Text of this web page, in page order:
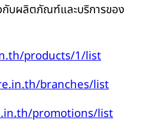
กับผลิตภัณฑ์และบริการของ
products/1/list
branches/list
promotions/list